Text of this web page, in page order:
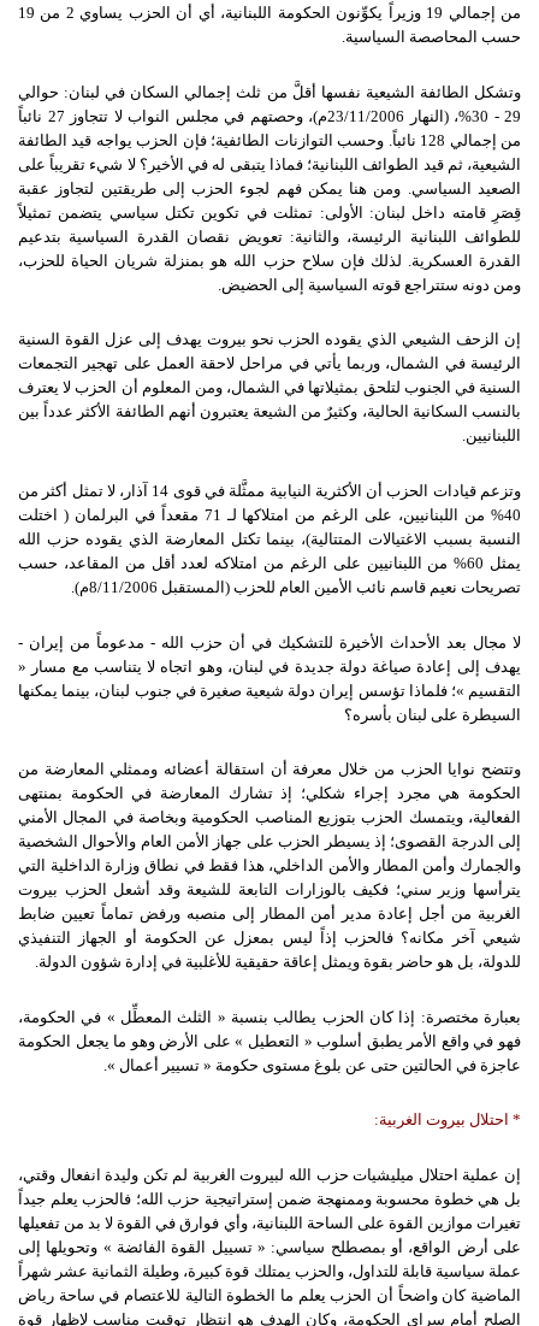
من إجمالي 19 وزيراً يكوِّنون الحكومة اللبنانية، أي أن الحزب يساوي 2 من 19
حسب المحاصصة السياسية.
وتشكل الطائفة الشيعية نفسها أقلَّ من ثلث إجمالي السكان في لبنان: حوالي
29 - 30%، (النهار 23/11/2006م)، وحصتهم في مجلس النواب لا تتجاوز 27 نائباً
من إجمالي 128 نائباً. وحسب التوازنات الطائفية؛ فإن الحزب يواجه قيد الطائفة
الشيعية، ثم قيد الطوائف اللبنانية؛ فماذا يتبقى له في الأخير؟ لا شيء تقريباً على
الصعيد السياسي. ومن هنا يمكن فهم لجوء الحزب إلى طريقتين لتجاوز عقبة
قِصَرِ قامته داخل لبنان: الأولى: تمثلت في تكوين تكتل سياسي يتضمن تمثيلاً
للطوائف اللبنانية الرئيسة، والثانية: تعويض نقصان القدرة السياسية بتدعيم
القدرة العسكرية. لذلك فإن سلاح حزب الله هو بمنزلة شريان الحياة للحزب،
ومن دونه ستتراجع قوته السياسية إلى الحضيض.
إن الزحف الشيعي الذي يقوده الحزب نحو بيروت يهدف إلى عزل القوة السنية
الرئيسة في الشمال، وربما يأتي في مراحل لاحقة العمل على تهجير التجمعات
السنية في الجنوب لتلحق بمثيلاتها في الشمال، ومن المعلوم أن الحزب لا يعترف
بالنسب السكانية الحالية، وكثيرٌ من الشيعة يعتبرون أنهم الطائفة الأكثر عدداً بين
اللبنانيين.
وتزعم قيادات الحزب أن الأكثرية النيابية ممثَّلة في قوى 14 آذار، لا تمثل أكثر من
40% من اللبنانيين، على الرغم من امتلاكها لـ 71 مقعداً في البرلمان ( اختلت
النسبة بسبب الاغتيالات المتتالية)، بينما تكتل المعارضة الذي يقوده حزب الله
يمثل 60% من اللبنانيين على الرغم من امتلاكه لعدد أقل من المقاعد، حسب
تصريحات نعيم قاسم نائب الأمين العام للحزب (المستقبل 8/11/2006م).
لا مجال بعد الأحداث الأخيرة للتشكيك في أن حزب الله - مدعوماً من إيران -
يهدف إلى إعادة صياغة دولة جديدة في لبنان، وهو اتجاه لا يتناسب مع مسار «
التقسيم »؛ فلماذا تؤسس إيران دولة شيعية صغيرة في جنوب لبنان، بينما يمكنها
السيطرة على لبنان بأسره؟
وتتضح نوايا الحزب من خلال معرفة أن استقالة أعضائه وممثلي المعارضة من
الحكومة هي مجرد إجراء شكلي؛ إذ تشارك المعارضة في الحكومة بمنتهى
الفعالية، ويتمسك الحزب بتوزيع المناصب الحكومية وبخاصة في المجال الأمني
إلى الدرجة القصوى؛ إذ يسيطر الحزب على جهاز الأمن العام والأحوال الشخصية
والجمارك وأمن المطار والأمن الداخلي، هذا فقط في نطاق وزارة الداخلية التي
يترأسها وزير سني؛ فكيف بالوزارات التابعة للشيعة وقد أشعل الحزب بيروت
الغربية من أجل إعادة مدير أمن المطار إلى منصبه ورفض تماماً تعيين ضابط
شيعي آخر مكانه؟ فالحزب إذاً ليس بمعزل عن الحكومة أو الجهاز التنفيذي
للدولة، بل هو حاضر بقوة ويمثل إعاقة حقيقية للأغلبية في إدارة شؤون الدولة.
بعبارة مختصرة: إذا كان الحزب يطالب بنسبة « الثلث المعطِّل » في الحكومة،
فهو في واقع الأمر يطبق أسلوب « التعطيل » على الأرض وهو ما يجعل الحكومة
عاجزة في الحالتين حتى عن بلوغ مستوى حكومة « تسيير أعمال ».
* احتلال بيروت الغربية:
إن عملية احتلال ميليشيات حزب الله لبيروت الغربية لم تكن وليدة انفعال وقتي،
بل هي خطوة محسوبة وممنهجة ضمن إستراتيجية حزب الله؛ فالحزب يعلم جيداً
تغيرات موازين القوة على الساحة اللبنانية، وأي فوارق في القوة لا بد من تفعيلها
على أرض الواقع، أو بمصطلح سياسي: « تسييل القوة الفائضة » وتحويلها إلى
عملة سياسية قابلة للتداول، والحزب يمتلك قوة كبيرة، وطيلة الثمانية عشر شهراً
الماضية كان واضحاً أن الحزب يعلم ما الخطوة التالية للاعتصام في ساحة رياض
الصلح أمام سراي الحكومة، وكان الهدف هو انتظار توقيت مناسب لإظهار قوة